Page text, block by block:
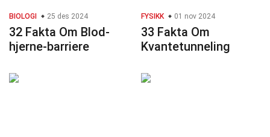
BIOLOGI 25 des 2024
32 Fakta Om Blod-
hjerne-barriere
FYSIKK 01 nov 2024
33 Fakta Om
Kvantetunneling